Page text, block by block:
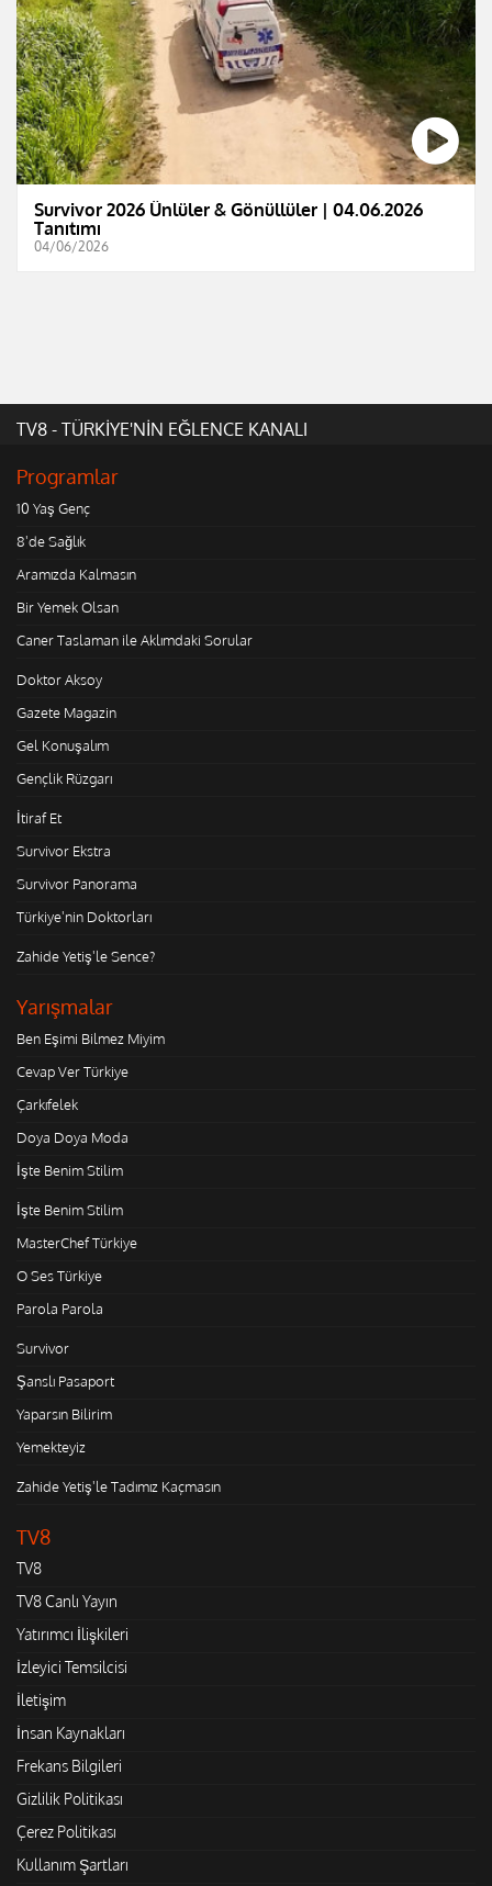
Survivor 2026 Ünlüler & Gönüllüler | 04.06.2026
Tanıtımı
04/06/2026
TV8 - TÜRKİYE'NİN EĞLENCE KANALI
Programlar
10 Yaş Genç
8'de Sağlık
Aramızda Kalmasın
Bir Yemek Olsan
Caner Taslaman ile Aklımdaki Sorular
Doktor Aksoy
Gazete Magazin
Gel Konuşalım
Gençlik Rüzgarı
İtiraf Et
Survivor Ekstra
Survivor Panorama
Türkiye'nin Doktorları
Zahide Yetiş'le Sence?
Yarışmalar
Ben Eşimi Bilmez Miyim
Cevap Ver Türkiye
Çarkıfelek
Doya Doya Moda
İşte Benim Stilim
İşte Benim Stilim
MasterChef Türkiye
O Ses Türkiye
Parola Parola
Survivor
Şanslı Pasaport
Yaparsın Bilirim
Yemekteyiz
Zahide Yetiş'le Tadımız Kaçmasın
TV8
TV8
TV8 Canlı Yayın
Yatırımcı İlişkileri
İzleyici Temsilcisi
İletişim
İnsan Kaynakları
Frekans Bilgileri
Gizlilik Politikası
Çerez Politikası
Kullanım Şartları